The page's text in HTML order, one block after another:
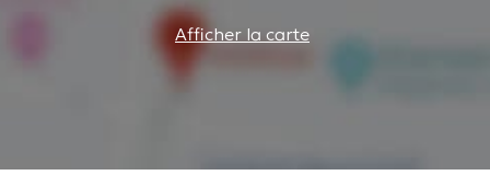
Afficher la carte